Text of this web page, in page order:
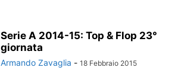
Serie A 2014-15: Top & Flop 23°
giornata
Armando Zavaglia - 18 Febbraio 2015